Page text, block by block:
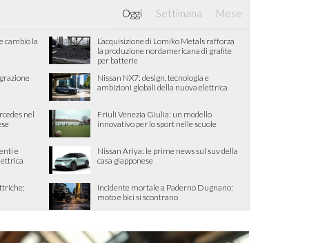
Oggi Settimana Mese
cambiò la
L’acquisizione di Lomiko Metals rafforza
la produzione nordamericana di grafite
per batterie
Nissan NX7: design, tecnologia e
ambizioni globali della nuova elettrica
nel
Friuli Venezia Giulia: un modello
innovativo per lo sport nelle scuole
e
Nissan Ariya: le prime news sul suv della
casa giapponese
Incidente mortale a Paderno Dugnano:
moto e bici si scontrano